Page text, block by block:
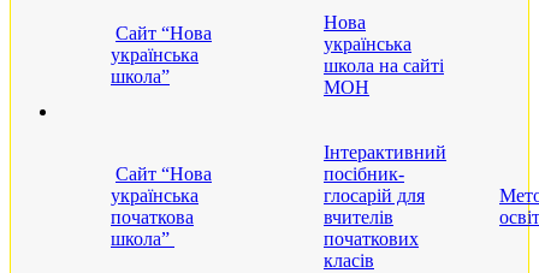
Сайт “Нова
українська
школа”
Нова
українська
школа на сайті
МОН
Сайт “Нова
українська
початкова
школа”
Інтерактивний
посібник-
глосарій для
вчителів
початкових
класів